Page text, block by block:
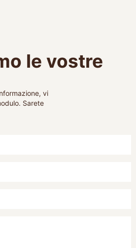
le vostre
vi
Sarete